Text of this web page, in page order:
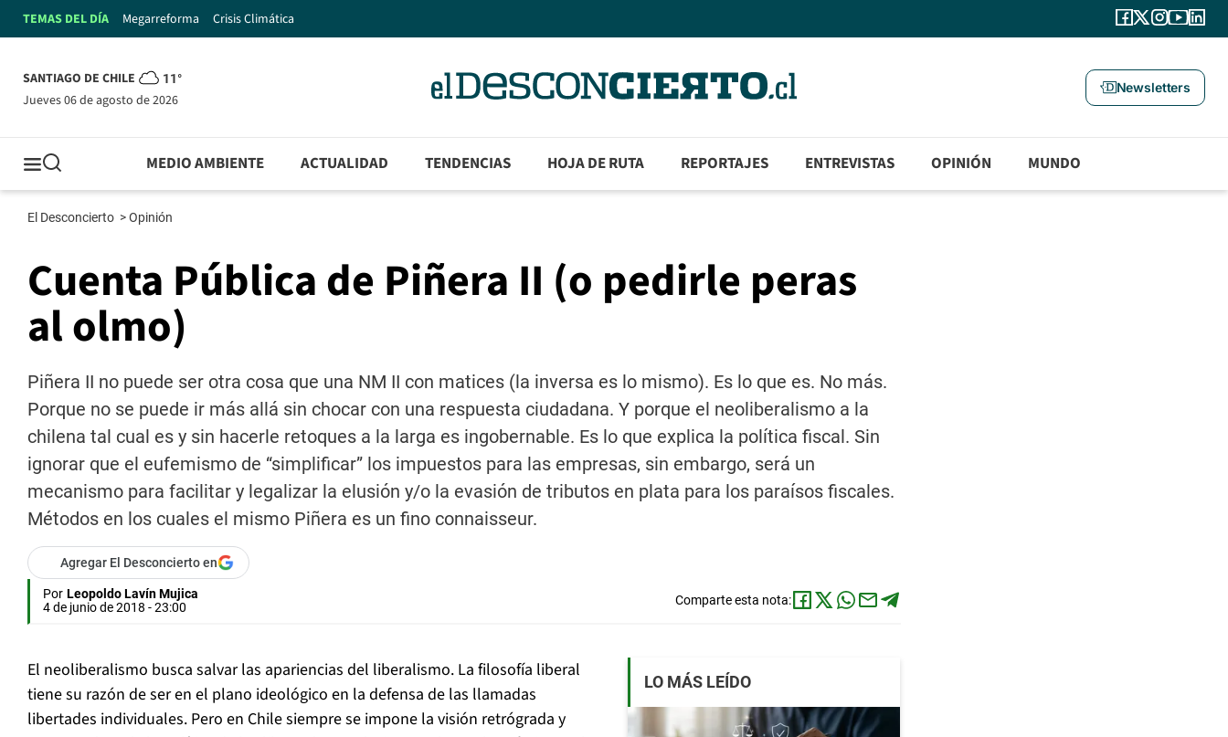
TEMAS DEL DÍA Megarreforma Crisis Climática
SANTIAGO DE CHILE 11°
jueves 06 de agosto de 2026
Newsletters
MEDIO AMBIENTE ACTUALIDAD TENDENCIAS HOJA DE RUTA REPORTAJES ENTREVISTAS OPINIÓN MUNDO
El Desconcierto >Opinión
Cuenta Pública de Piñera II (o pedirle peras
al olmo)
Piñera II no puede ser otra cosa que una NM II con matices (la inversa es lo mismo). Es lo que es. No más.
Porque no se puede ir más allá sin chocar con una respuesta ciudadana. Y porque el neoliberalismo a la
chilena tal cual es y sin hacerle retoques a la larga es ingobernable. Es lo que explica la política fiscal. Sin
ignorar que el eufemismo de “simplificar” los impuestos para las empresas, sin embargo, será un
mecanismo para facilitar y legalizar la elusión y/o la evasión de tributos en plata para los paraísos fiscales.
Métodos en los cuales el mismo Piñera es un fino connaisseur.
Agregar El Desconcierto en
Por Leopoldo Lavín Mujica
4 de junio de 2018 - 23:00
Comparte esta nota:
El neoliberalismo busca salvar las apariencias del liberalismo. La filosofía liberal
tiene su razón de ser en el plano ideológico en la defensa de las llamadas
libertades individuales. Pero en Chile siempre se impone la visión retrógrada y
LO MÁS LEÍDO